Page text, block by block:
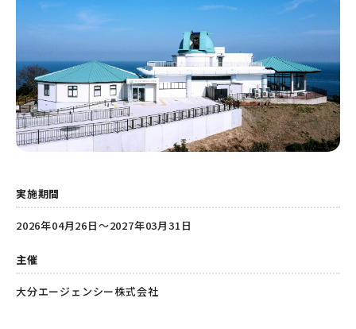
実施期間
2026年04月26日～2027年03月31日
主催
大分エージェンシー株式会社